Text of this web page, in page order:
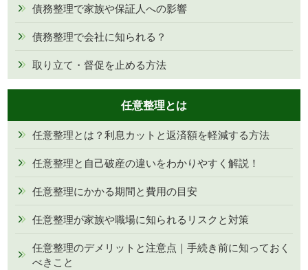
債務整理で家族や保証人への影響
債務整理で会社に知られる？
取り立て・督促を止める方法
任意整理とは
任意整理とは？利息カットと返済額を軽減する方法
任意整理と自己破産の違いをわかりやすく解説！
任意整理にかかる期間と費用の目安
任意整理が家族や職場に知られるリスクと対策
任意整理のデメリットと注意点｜手続き前に知っておく
べきこと